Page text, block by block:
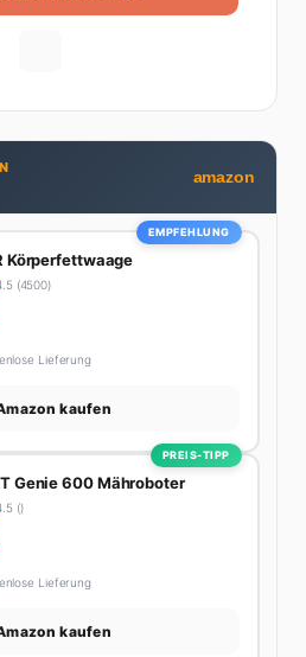
amazon
EMPFEHLUNG
Körperfettwaage
(4500)
Lieferung
kaufen
PREIS-TIPP
Genie 600 Mähroboter
()
Lieferung
kaufen